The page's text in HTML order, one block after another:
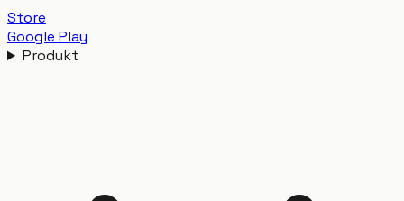
Store
Google Play
Produkt